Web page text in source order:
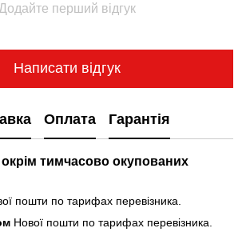
Додайте перший відгук
Написати відгук
Оплата Гарантія
окрім тимчасово окупованих
пошти по тарифах перевізника.
Нової пошти по тарифах перевізника.